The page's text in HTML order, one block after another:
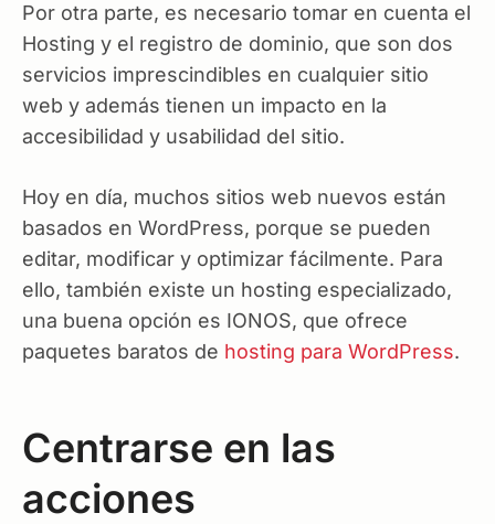
Por otra parte, es necesario tomar en cuenta el
Hosting y el registro de dominio, que son dos
servicios imprescindibles en cualquier sitio
web y además tienen un impacto en la
accesibilidad y usabilidad del sitio.
Hoy en día, muchos sitios web nuevos están
basados en WordPress, porque se pueden
editar, modificar y optimizar fácilmente. Para
ello, también existe un hosting especializado,
una buena opción es IONOS, que ofrece
paquetes baratos de hosting para WordPress.
Centrarse en las
acciones